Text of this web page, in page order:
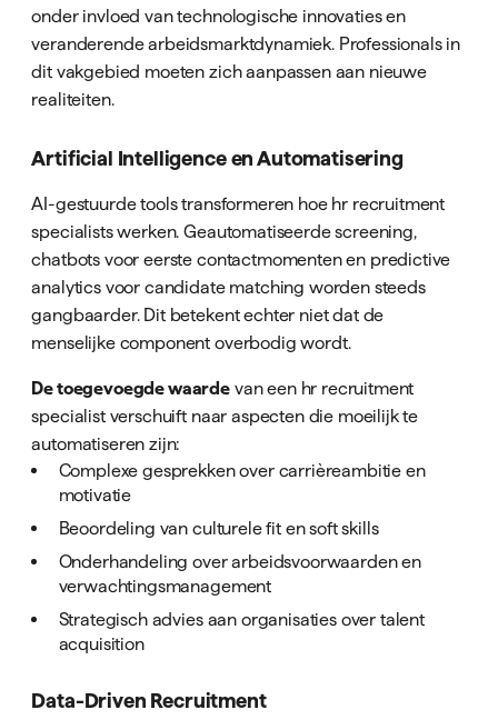
onder invloed van technologische innovaties en
veranderende arbeidsmarktdynamiek. Professionals in
dit vakgebied moeten zich aanpassen aan nieuwe
realiteiten.
Artificial Intelligence en Automatisering
AI-gestuurde tools transformeren hoe hr recruitment
specialists werken. Geautomatiseerde screening,
chatbots voor eerste contactmomenten en predictive
analytics voor candidate matching worden steeds
gangbaarder. Dit betekent echter niet dat de
menselijke component overbodig wordt.
De toegevoegde waarde van een hr recruitment
specialist verschuift naar aspecten die moeilijk te
automatiseren zijn:
Complexe gesprekken over carrièreambitie en
motivatie
Beoordeling van culturele fit en soft skills
Onderhandeling over arbeidsvoorwaarden en
verwachtingsmanagement
Strategisch advies aan organisaties over talent
acquisition
Data-Driven Recruitment